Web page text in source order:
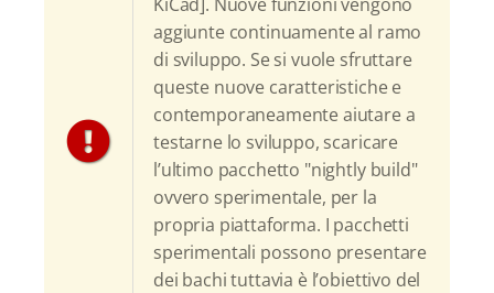
aggiunte continuamente al ramo
di sviluppo. Se si vuole sfruttare
queste nuove caratteristiche e
contemporaneamente aiutare a
testarne lo sviluppo, scaricare
l’ultimo pacchetto "nightly build"
ovvero sperimentale, per la
propria piattaforma. I pacchetti
sperimentali possono presentare
dei bachi tuttavia è l’obiettivo del